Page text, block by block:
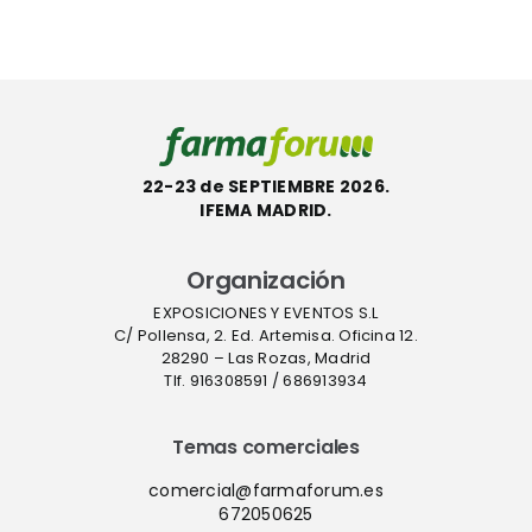
22-23 de SEPTIEMBRE 2026.
IFEMA MADRID.
Organización
EXPOSICIONES Y EVENTOS S.L
C/ Pollensa, 2. Ed. Artemisa. Oficina 12.
28290 – Las Rozas, Madrid
Tlf. 916308591 / 686913934
Temas comerciales
comercial@farmaforum.es
672050625